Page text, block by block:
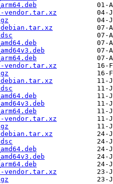
vendor.tar.xz
vendor.tar.xz
vendor.tar.xz
vendor.tar.xz